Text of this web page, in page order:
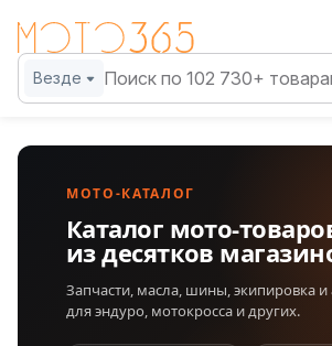
Везде
МОТО-КАТАЛОГ
Каталог мото-
из десятков
Запчасти, масла, шины, экипировка и
для эндуро, мотокросса и других.